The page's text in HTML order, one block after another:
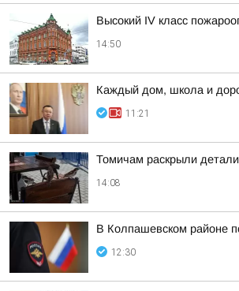
Высокий IV класс
14:50
Каждый дом, школа и
11:21
Томичам раскрыли
14:08
В Колпашевском районе
12:30